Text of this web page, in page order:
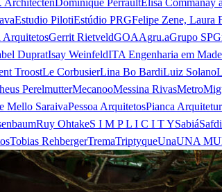
ArchitectenDominique PerraultElisa Commanay
Estudio PilotiEstúdio PRGFelipe Zene, Laura
ArquitetosGerrit RietveldGOAAgru.aGrupo SP
DupratIsay WeinfeldITA Engenharia em
TroostLe CorbusierLina Bo BardiLuiz Solano
PerelmutterMecanooMessina RivasMetro
Mello SaraivaPessoa ArquitetosPianca
Ruy OhtakeS I M P L I C I T YSabiá
Tobias RehbergerTremaTriptyqueUnaUNA